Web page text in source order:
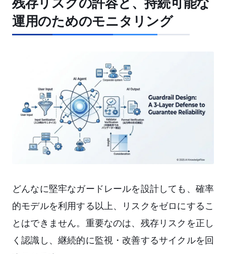
運用のためのモニタリング
どんなに堅牢なガードレールを設計しても、確率
的モデルを利用する以上、リスクをゼロにするこ
とはできません。重要なのは、残存リスクを正し
く認識し、継続的に監視・改善するサイクルを回